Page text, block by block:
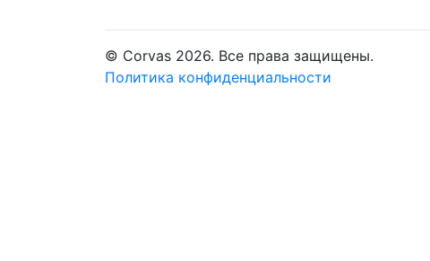
© Corvas 2026. Все права защищены.
Политика конфиденциальности